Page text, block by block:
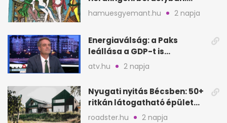
verés, éheztetés
hamuesgyemant.hu 2 napja
Energiaválság: a Paks
leállása a GDP-t is
megütheti, int az
atv.hu 2 napja
Nyugati nyitás Bécsben: 50+
ritkán látogatható épület
nyílik meg
roadster.hu 2 napja